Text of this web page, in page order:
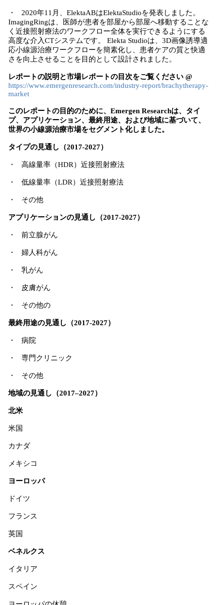
・ 2020年11月、ElektaABはElektaStudioを発表しました。
ImagingRingは、医師が患者を部屋から部屋へ移動することな
く近接照射療法のワークフロー全体を実行できるようにする
高度な介入CTシステムです。 Elekta Studioは、3D画像誘導適
応小線源治療ワークフローを簡素化し、患者ケアの質と快適
さを向上させることを目的として設計されました。
レポートの説明と市場レポートの目次をご覧ください @
https://www.emergenresearch.com/industry-report/brachytherapy-
market
このレポートの目的のために、Emergen Researchは、タイ
プ、アプリケーション、最終用途、および地域に基づいて、
世界の小線源治療市場をセグメント化しました。
タイプの見通し（2017-2027）
・ 高線量率（HDR）近接照射療法
・ 低線量率（LDR）近接照射療法
・ その他
アプリケーションの見通し（2017-2027）
・ 前立腺がん
・ 婦人科がん
・ 乳がん
・ 皮膚がん
・ その他の
最終用途の見通し（2017-2027）
・ 病院
・ 専門クリニック
・ その他
地域の見通し（2017–2027）
北米
米国
カナダ
メキシコ
ヨーロッパ
ドイツ
フランス
英国
ベネルクス
イタリア
スペイン